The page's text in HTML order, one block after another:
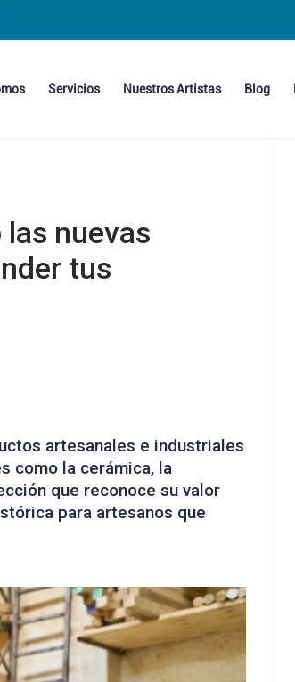
Servicios Nuestros Artistas Blog
nuevas
tus
artesanales e industriales
como la cerámica, la
que reconoce su valor
para artesanos que